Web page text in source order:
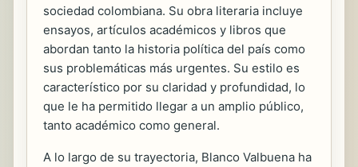
sociedad colombiana. Su obra literaria incluye
ensayos, artículos académicos y libros que
abordan tanto la historia política del país como
sus problemáticas más urgentes. Su estilo es
característico por su claridad y profundidad, lo
que le ha permitido llegar a un amplio público,
tanto académico como general.
A lo largo de su trayectoria, Blanco Valbuena ha